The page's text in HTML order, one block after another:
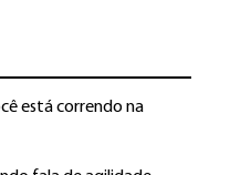
está correndo na